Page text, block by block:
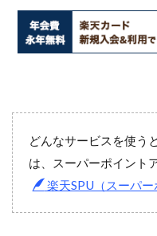
どんなサービスを使う
は、スーパーポイント
楽天SPU（スーパー